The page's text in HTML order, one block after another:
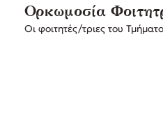
Ορκωμοσία
Οι φοιτητές/τριες του